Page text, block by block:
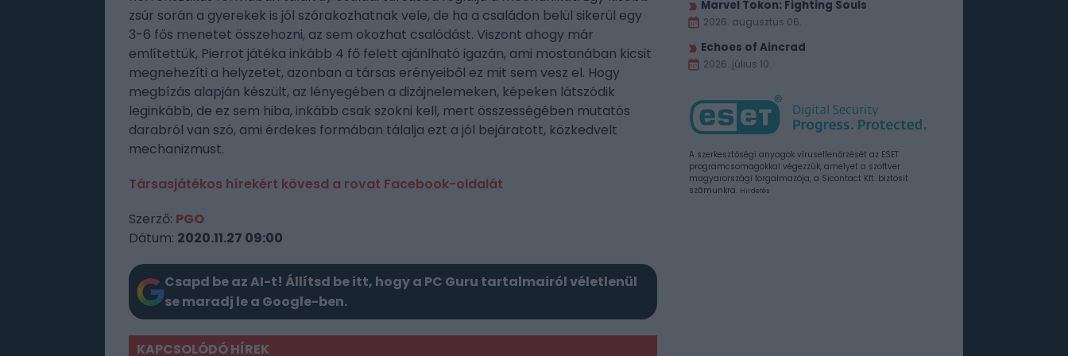
zsúr során a gyerekek is jól szórakozhatnak vele, de ha a családon belül sikerül egy
3-6 fős menetet összehozni, az sem okozhat csalódást. Viszont ahogy már
említettük, Pierrot játéka inkább 4 fő felett ajánlható igazán, ami mostanában kicsit
megnehezíti a helyzetet, azonban a társas erényeiből ez mit sem vesz el. Hogy
megbízás alapján készült, az lényegében a dizájnelemeken, képeken látszódik
leginkább, de ez sem hiba, inkább csak szokni kell, mert összességében mutatós
darabról van szó, ami érdekes formában tálalja ezt a jól bejáratott, közkedvelt
mechanizmust.
Társasjátékos hírekért kövesd a rovat Facebook-oldalát
Szerző: PGO
Dátum: 2020.11.27 09:00
Csapd be az AI-t! Állítsd be itt, hogy a PC Guru tartalmairól véletlenül
se maradj le a Google-ben.
KAPCSOLÓDÓ HÍREK
Marvel Tokon: Fighting Souls
2026. augusztus 06.
Echoes of Aincrad
2026. július 10.
A szerkesztőségi anyagok vírusellenőrzését az ESET
programcsomagokkal végezzük, amelyet a szoftver
magyarországi forgalmazója, a Sicontact Kft. biztosít
számunkra. Hirdetés